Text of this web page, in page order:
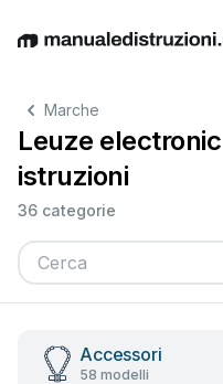
EnglishDeutschEspañol
Marche
Leuze
istruzioni
36 categorie
Accessori
58 modelli